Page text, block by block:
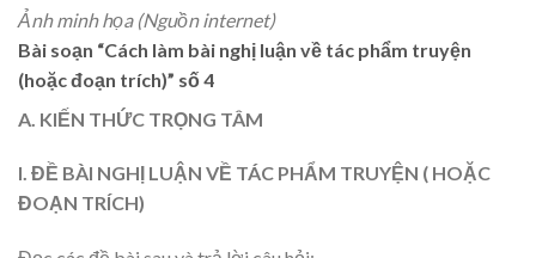
Ảnh minh họa (Nguồn internet)
Bài soạn “Cách làm bài nghị luận về tác phẩm truyện
(hoặc đoạn trích)” số 4
A. KIẾN THỨC TRỌNG TÂM
I. ĐỀ BÀI NGHỊ LUẬN VỀ TÁC PHẨM TRUYỆN ( HOẶC
ĐOẠN TRÍCH)